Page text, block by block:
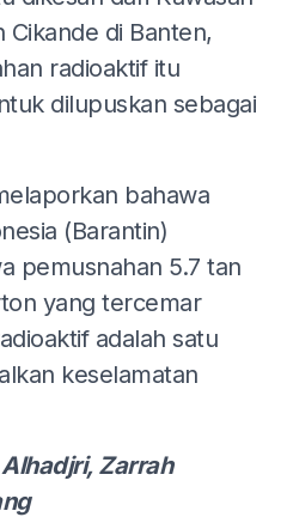
di Banten,
radioaktif itu
dilupuskan sebagai
bahawa
(Barantin)
pemusnahan 5.7 tan
yang tercemar
adalah satu
keselamatan
Zarrah